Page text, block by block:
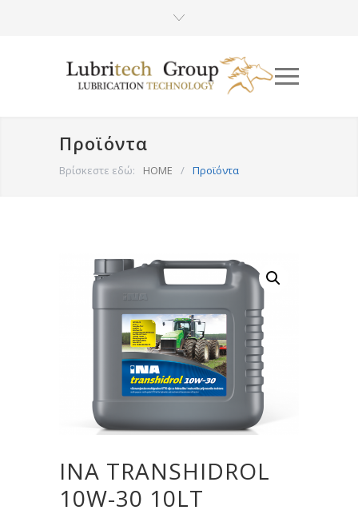
Προϊόντα
Βρίσκεστε εδώ: HOME / Προϊόντα
INA TRANSHIDROL
10W-30 10LT